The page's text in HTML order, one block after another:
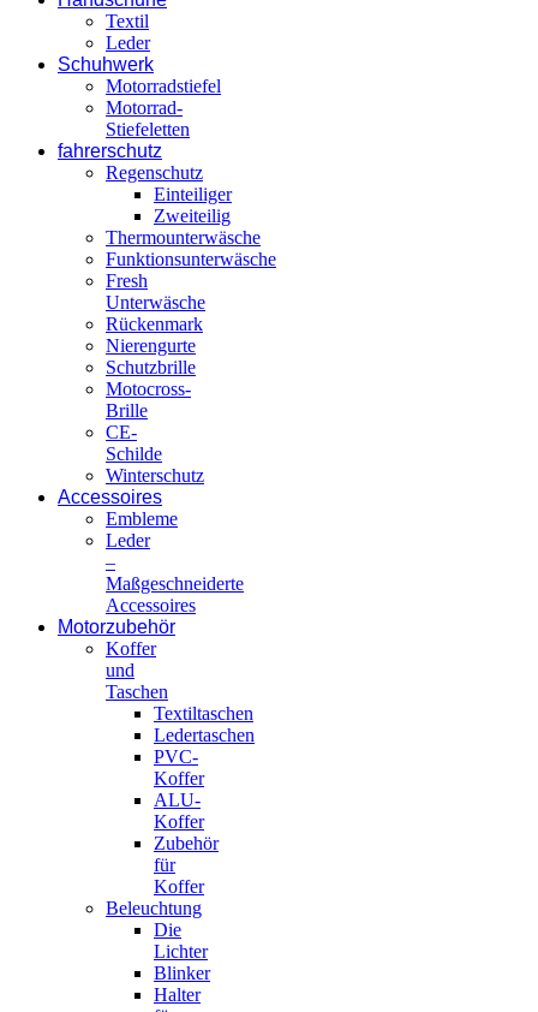
Textil
Leder
Schuhwerk
Motorradstiefel
Motorrad-
Stiefeletten
fahrerschutz
Regenschutz
Einteiliger
Zweiteilig
Thermounterwäsche
Funktionsunterwäsche
Fresh
Unterwäsche
Rückenmark
Nierengurte
Schutzbrille
Motocross-
Brille
CE-
Schilde
Winterschutz
Accessoires
Embleme
Leder
–
Maßgeschneiderte
Accessoires
Motorzubehör
Koffer
und
Taschen
Textiltaschen
Ledertaschen
PVC-
Koffer
ALU-
Koffer
Zubehör
für
Koffer
Beleuchtung
Die
Lichter
Blinker
Halter